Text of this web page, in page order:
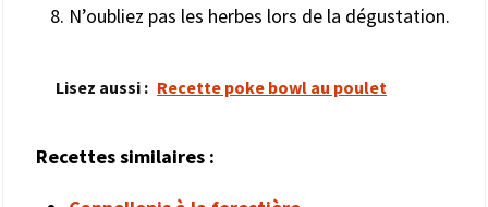
N’oubliez pas les herbes lors de la dégustation.
Lisez aussi : Recette poke bowl au poulet
Recettes similaires :